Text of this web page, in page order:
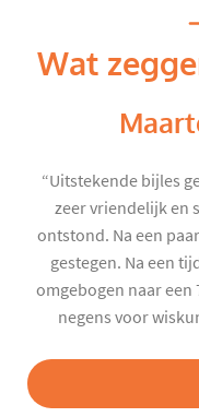
Wat
“Uitstekende bijles
zeer vriendelijk en
ontstond. Na een
gestegen. Na een
omgebogen naar een
negens voor